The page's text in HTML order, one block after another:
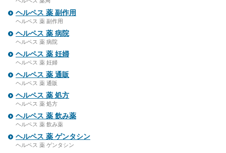
ヘルペス 薬 副作用
ヘルペス 薬 副作用
ヘルペス 薬 病院
ヘルペス 薬 病院
ヘルペス 薬 妊婦
ヘルペス 薬 妊婦
ヘルペス 薬 通販
ヘルペス 薬 通販
ヘルペス 薬 処方
ヘルペス 薬 処方
ヘルペス 薬 飲み薬
ヘルペス 薬 飲み薬
ヘルペス 薬 ゲンタシン
ヘルペス 薬 ゲンタシン